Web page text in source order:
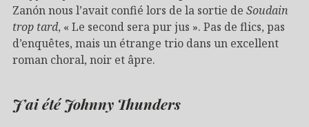
Zanón nous l’avait confié lors de la sortie de Soudain
trop tard, « Le second sera pur jus ». Pas de flics, pas
d’enquêtes, mais un étrange trio dans un excellent
roman choral, noir et âpre.
J’ai été Johnny Thunders